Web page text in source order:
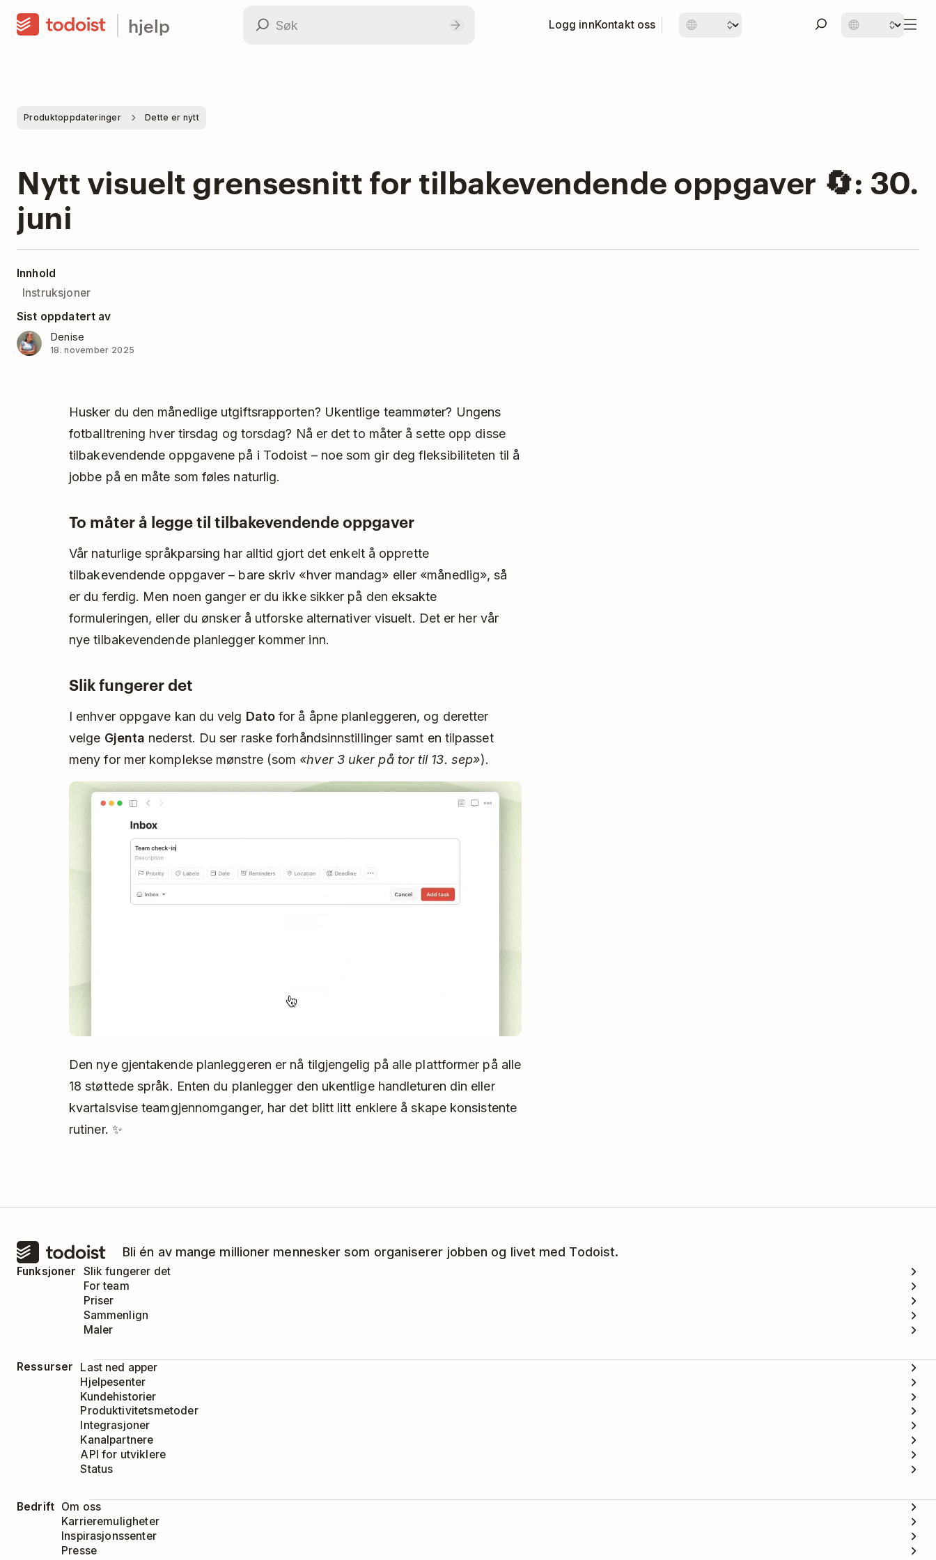
hjelp Logg innKontakt oss
Produktoppdateringer Dette er nytt
Nytt visuelt grensesnitt for tilbakevendende oppgaver 🔄: 30.
juni
Innhold
Instruksjoner
Sist oppdatert av
Denise
18. november 2025
Husker du den månedlige utgiftsrapporten? Ukentlige teammøter? Ungens
fotballtrening hver tirsdag og torsdag? Nå er det to måter å sette opp disse
tilbakevendende oppgavene på i Todoist – noe som gir deg fleksibiliteten til å
jobbe på en måte som føles naturlig.
To måter å legge til tilbakevendende oppgaver
Vår naturlige språkparsing har alltid gjort det enkelt å opprette
tilbakevendende oppgaver – bare skriv «hver mandag» eller «månedlig», så
er du ferdig. Men noen ganger er du ikke sikker på den eksakte
formuleringen, eller du ønsker å utforske alternativer visuelt. Det er her vår
nye tilbakevendende planlegger kommer inn.
Slik fungerer det
I enhver oppgave kan du velg Dato for å åpne planleggeren, og deretter
velge Gjenta nederst. Du ser raske forhåndsinnstillinger samt en tilpasset
meny for mer komplekse mønstre (som «hver 3 uker på tor til 13. sep»).
Den nye gjentakende planleggeren er nå tilgjengelig på alle plattformer på alle
18 støttede språk. Enten du planlegger den ukentlige handleturen din eller
kvartalsvise teamgjennomganger, har det blitt litt enklere å skape konsistente
rutiner. ✨
Bli én av mange millioner mennesker som organiserer jobben og livet med Todoist.
Funksjoner
Slik fungerer det
For team
Priser
Sammenlign
Maler
Ressurser
Last ned apper
Hjelpesenter
Kundehistorier
Produktivitetsmetoder
Integrasjoner
Kanalpartnere
API for utviklere
Status
Bedrift Om oss
Karrieremuligheter
Inspirasjonssenter
Presse